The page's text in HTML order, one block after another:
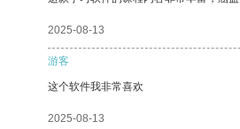
2025-08-13
游客
这个软件我非常喜欢
2025-08-13